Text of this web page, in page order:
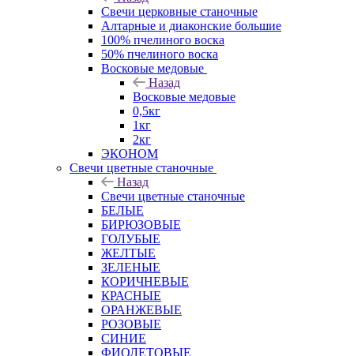
Свечи церковные станочные
Алтарные и диаконские большие
100% пчелиного воска
50% пчелиного воска
Восковые медовые
Назад
Восковые медовые
0,5кг
1кг
2кг
ЭКОНОМ
Свечи цветные станочные
Назад
Свечи цветные станочные
БЕЛЫЕ
БИРЮЗОВЫЕ
ГОЛУБЫЕ
ЖЕЛТЫЕ
ЗЕЛЕНЫЕ
КОРИЧНЕВЫЕ
КРАСНЫЕ
ОРАНЖЕВЫЕ
РОЗОВЫЕ
СИНИЕ
ФИОЛЕТОВЫЕ